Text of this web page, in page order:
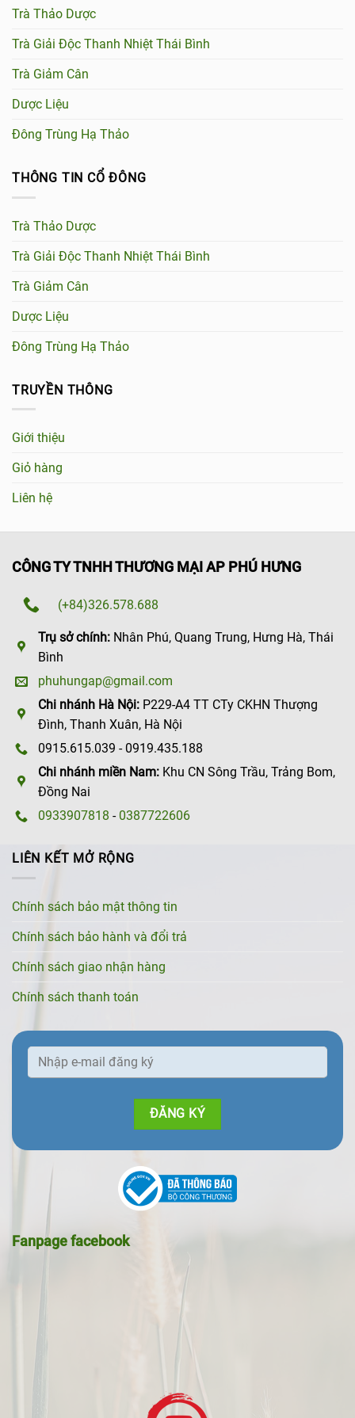
Trà Thảo Dược
Trà Giải Độc Thanh Nhiệt Thái Bình
Trà Giảm Cân
Dược Liệu
Đông Trùng Hạ Thảo
THÔNG TIN CỔ ĐÔNG
Trà Thảo Dược
Trà Giải Độc Thanh Nhiệt Thái Bình
Trà Giảm Cân
Dược Liệu
Đông Trùng Hạ Thảo
TRUYỀN THÔNG
Giới thiệu
Giỏ hàng
Liên hệ
CÔNG TY TNHH THƯƠNG MẠI AP PHÚ HƯNG
(+84)326.578.688
Trụ sở chính: Nhân Phú, Quang Trung, Hưng Hà, Thái
Bình
phuhungap@gmail.com
Chi nhánh Hà Nội: P229-A4 TT CTy CKHN Thượng
Đình, Thanh Xuân, Hà Nội
0915.615.039 - 0919.435.188
Chi nhánh miền Nam: Khu CN Sông Trầu, Trảng Bom,
Đồng Nai
0933907818 - 0387722606
LIÊN KẾT MỞ RỘNG
Chính sách bảo mật thông tin
Chính sách bảo hành và đổi trả
Chính sách giao nhận hàng
Chính sách thanh toán
Fanpage facebook